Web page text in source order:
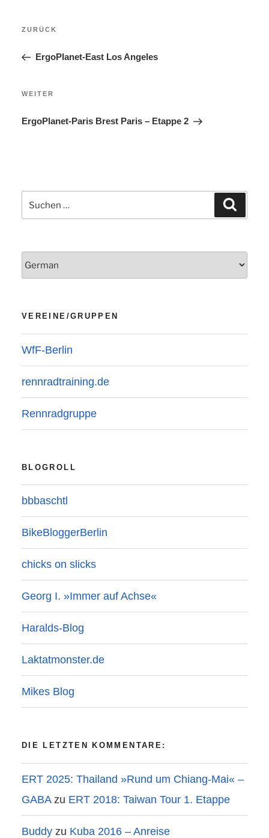
Vorheriger
ZURÜCK
ErgoPlanet-East Los Angeles
Nächster
WEITER
ErgoPlanet-Paris Brest Paris – Etappe 2
Suchen
nach:
VEREINE/GRUPPEN
WfF-Berlin
rennradtraining.de
Rennradgruppe
BLOGROLL
bbbaschtl
BikeBloggerBerlin
chicks on slicks
Georg I. »Immer auf Achse«
Haralds-Blog
Laktatmonster.de
Mikes Blog
DIE LETZTEN KOMMENTARE:
ERT 2025: Thailand »Rund um Chiang-Mai« –
GABAzu ERT 2018: Taiwan Tour 1. Etappe
Buddy zu Kuba 2016 – Anreise